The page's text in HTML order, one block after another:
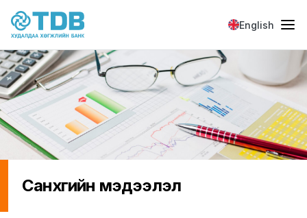
Skip to main content
English
Санхүүгийн мэдээлэл